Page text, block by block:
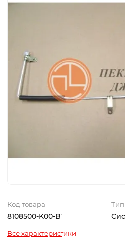
Код товара
8108500-K00-B1
Тип
Все характеристики